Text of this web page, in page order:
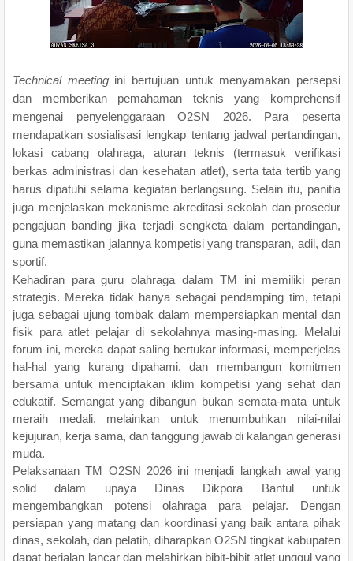
Technical meetingini bertujuan untuk menyamakan persepsi
dan memberikan pemahaman teknis yang komprehensif
mengenai penyelenggaraan O2SN 2026. Para peserta
mendapatkan sosialisasi lengkap tentang jadwal pertandingan,
lokasi cabang olahraga, aturan teknis (termasuk verifikasi
berkas administrasi dan kesehatan atlet), serta tata tertib yang
harus dipatuhi selama kegiatan berlangsung. Selain itu, panitia
juga menjelaskan mekanisme akreditasi sekolah dan prosedur
pengajuan banding jika terjadi sengketa dalam pertandingan,
guna memastikan jalannya kompetisi yang transparan, adil, dan
sportif.
Kehadiran para guru olahraga dalam TM ini memiliki peran
strategis. Mereka tidak hanya sebagai pendamping tim, tetapi
juga sebagai ujung tombak dalam mempersiapkan mental dan
fisik para atlet pelajar di sekolahnya masing-masing. Melalui
forum ini, mereka dapat saling bertukar informasi, memperjelas
hal-hal yang kurang dipahami, dan membangun komitmen
bersama untuk menciptakan iklim kompetisi yang sehat dan
edukatif. Semangat yang dibangun bukan semata-mata untuk
meraih medali, melainkan untuk menumbuhkan nilai-nilai
kejujuran, kerja sama, dan tanggung jawab di kalangan generasi
muda.
Pelaksanaan TM O2SN 2026 ini menjadi langkah awal yang
solid dalam upaya Dinas Dikpora Bantul untuk
mengembangkan potensi olahraga para pelajar. Dengan
persiapan yang matang dan koordinasi yang baik antara pihak
dinas, sekolah, dan pelatih, diharapkan O2SN tingkat kabupaten
dapat berjalan lancar dan melahirkan bibit-bibit atlet unggul yang